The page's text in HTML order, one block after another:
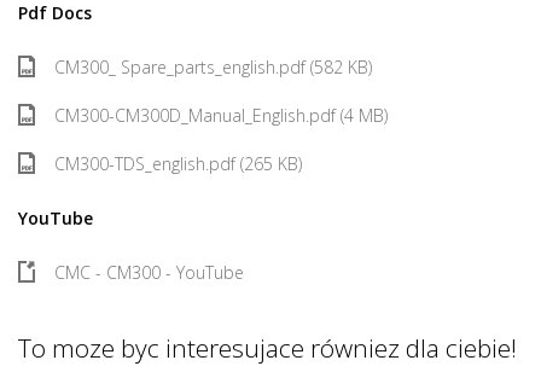
Pdf Docs
CM300_ Spare_parts_english.pdf (582 KB)
CM300-CM300D_Manual_English.pdf (4 MB)
CM300-TDS_english.pdf (265 KB)
YouTube
CMC - CM300 - YouTube
To moze byc interesujace równiez dla ciebie!